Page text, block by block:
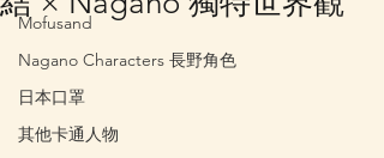
Mofusand
Nagano Characters 長野角色
日本口罩
其他卡通人物